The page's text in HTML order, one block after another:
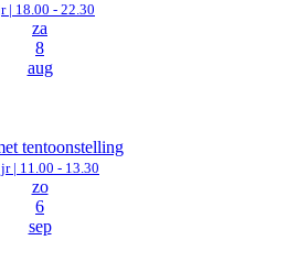
| 18.00 - 22.30
za
8
aug
tentoonstelling
| 11.00 - 13.30
zo
6
sep